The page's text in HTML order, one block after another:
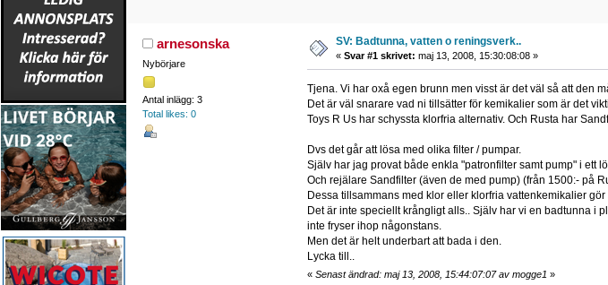
arnesonska
Nybörjare
Antal inlägg: 3
Total likes: 0
SV: Badtunna, vatten o reningsverk..
« Svar #1 skrivet: maj 13, 2008, 15:30:08:08 »
Tjena. Vi har oxå egen brunn men visst är det väl så att den
Det är väl snarare vad ni tillsätter för kemikalier som är det
Toys R Us har schyssta klorfria alternativ. Och Rusta har
Dvs det går att lösa med olika filter / pumpar.
Själv har jag provat både enkla "patronfilter samt pump" i ett
Och rejälare Sandfilter (även de med pump) (från 1500:- på
Dessa tillsammans med klor eller klorfria vattenkemikalier
Det är inte speciellt krångligt alls.. Själv har vi en badtunna i
inte fryser ihop någonstans.
Men det är helt underbart att bada i den.
Lycka till..
« Senast ändrad: maj 13, 2008, 15:44:07:07 av mogge1 »